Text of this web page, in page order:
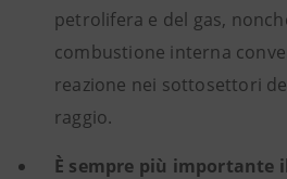
petrolifera e del gas,
combustione interna
reazione nei sottosettori
raggio.
È sempre più importante